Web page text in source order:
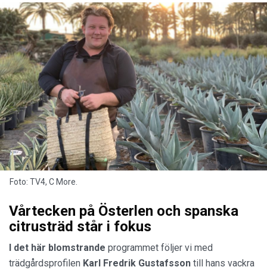
Foto: TV4, C More.
Vårtecken på Österlen och spanska
citrusträd står i fokus
I det här blomstrande programmet följer vi med
trädgårdsprofilen Karl Fredrik Gustafsson till hans vackra